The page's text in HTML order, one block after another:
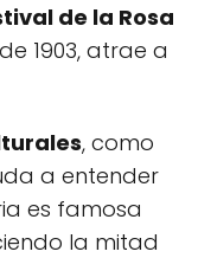
de la Rosa
1903, atrae a
, como
a entender
es famosa
la mitad